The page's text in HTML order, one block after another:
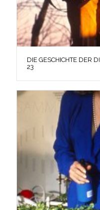
DIE GESCHICHTE DER
23